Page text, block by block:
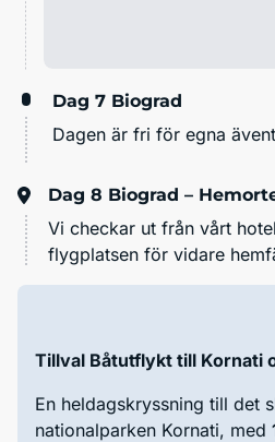
Dag 7 Biograd
Dagen är fri för egna
Dag 8 Biograd –
Vi checkar ut från vårt
flygplatsen för vidare
Tillval Båtutflykt till Kornati
En heldagskryssning till det
nationalparken Kornati, med